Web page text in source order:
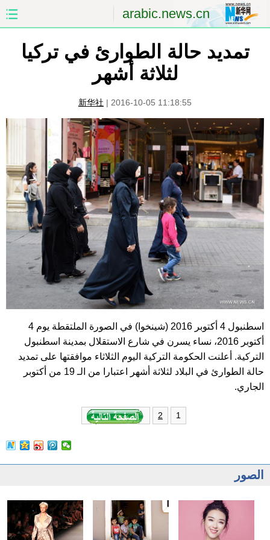
arabic.news.cn
الصين الصفحة الأولى
الشرق الأوسط
الاقتصاد
العلوم والصحة الثقافة والتعليم
الرياضة السياحة والبيئة
مؤتمر صحفى للخارجية الصور
تمديد حالة الطوارئ في تركيا
لثلاثة أشهر
新华社 | 2016-10-05 11:18:55
اسطنبول 4 أكتوبر 2016 (شينخوا) في الصورة الملتقطة يوم 4
أكتوبر 2016، نساء يسرن في شارع الاستقلال بمدينة اسطنبول
التركية. أعلنت الحكومة التركية اليوم الثلاثاء موافقتها على تمديد
حالة الطوارئ في البلاد لثلاثة أشهر اعتبارا من الـ 19 من أكتوبر
الجاري.
1
2
الصور